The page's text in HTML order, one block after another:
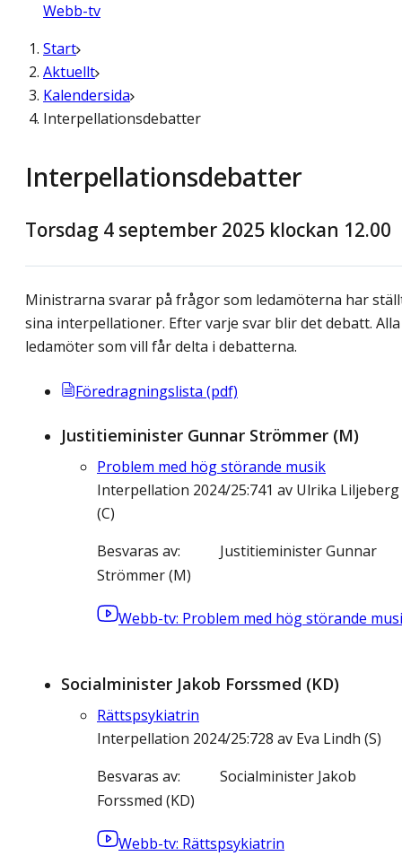
Webb-tv
Start
Aktuellt
Kalendersida
Interpellationsdebatter
Interpellationsdebatter
Torsdag 4 september 2025 klockan 12.00
Ministrarna svarar på frågor som ledamöterna har
sina interpellationer. Efter varje svar blir det debatt. Alla
ledamöter som vill får delta i debatterna.
Föredragningslista (pdf)
Justitieminister Gunnar Strömmer (M)
Problem med hög störande musik
Interpellation 2024/25:741 av Ulrika Liljeberg
(C)
Besvaras av
Justitieminister Gunnar
Strömmer (M)
Webb-tv: Problem med hög störande
Socialminister Jakob Forssmed (KD)
Rättspsykiatrin
Interpellation 2024/25:728 av Eva Lindh (S)
Besvaras av
Socialminister Jakob
Forssmed (KD)
Webb-tv: Rättspsykiatrin